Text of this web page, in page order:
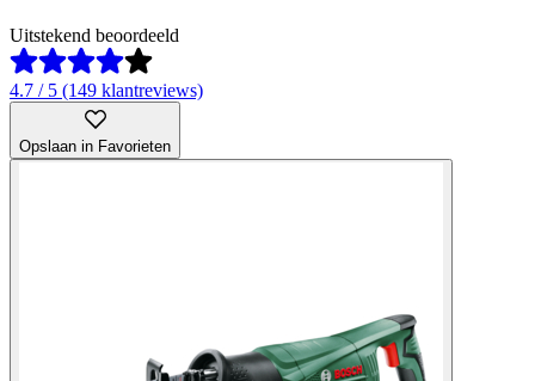
Uitstekend beoordeeld
4.7 / 5 (149 klantreviews)
Opslaan in Favorieten